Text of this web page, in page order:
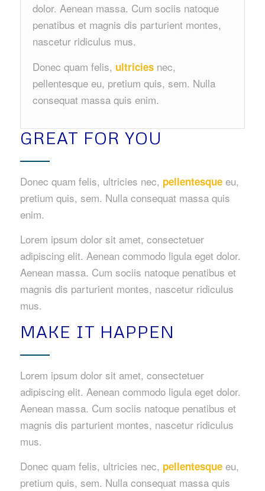
dolor. Aenean massa. Cum sociis natoque
penatibus et magnis dis parturient montes,
nascetur ridiculus mus.
Donec quam felis, ultriciesnec,
pellentesque eu, pretium quis, sem. Nulla
consequat massa quis enim.
GREAT FOR YOU
Donec quam felis, ultricies nec, pellentesqueeu,
pretium quis, sem. Nulla consequat massa quis
enim.
Lorem ipsum dolor sit amet, consectetuer
adipiscing elit. Aenean commodo ligula eget dolor.
Aenean massa. Cum sociis natoque penatibus et
magnis dis parturient montes, nascetur ridiculus
mus.
MAKE IT HAPPEN
Lorem ipsum dolor sit amet, consectetuer
adipiscing elit. Aenean commodo ligula eget dolor.
Aenean massa. Cum sociis natoque penatibus et
magnis dis parturient montes, nascetur ridiculus
mus.
Donec quam felis, ultricies nec, pellentesqueeu,
pretium quis, sem. Nulla consequat massa quis